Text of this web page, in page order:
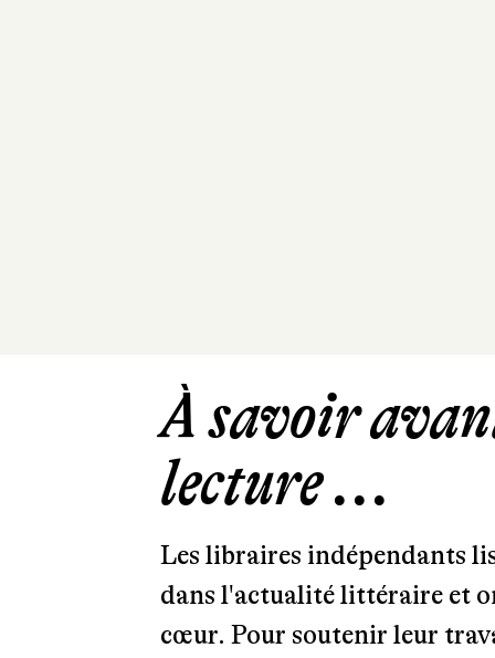
À savoir
lecture ...
Les libraires indépendants
dans l'actualité littéraire et
cœur. Pour soutenir leur